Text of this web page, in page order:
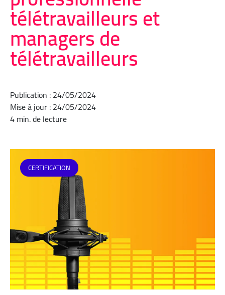
télétravailleurs et
managers de
télétravailleurs
Publication : 24/05/2024
Mise à jour : 24/05/2024
4 min. de lecture
CERTIFICATION